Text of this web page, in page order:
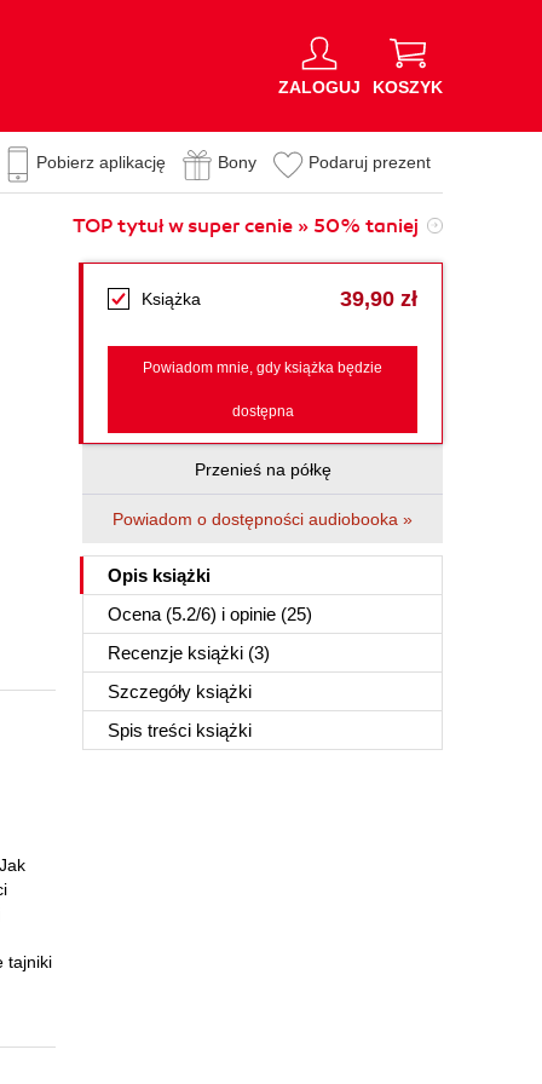
ZALOGUJ KOSZYK
Pobierz aplikację Bony Podaruj prezent
TOP tytuł w super cenie » 50% taniej
Książka 39,90 zł
Powiadom mnie, gdy książka będzie
dostępna
Przenieś na półkę
Powiadom o dostępności audiobooka »
Opis książki
Ocena (5.2/6) i opinie (25)
Recenzje książki (3)
Szczegóły książki
Spis treści książki
tajniki